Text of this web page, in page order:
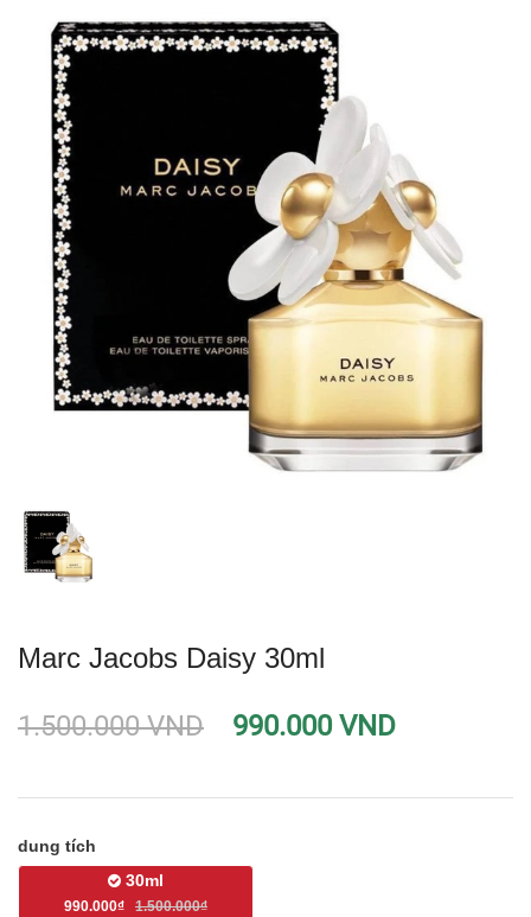
Marc Jacobs Daisy 30ml
1.500.000 VND 990.000 VND
dung tích
30ml
990.000₫ 1.500.000₫